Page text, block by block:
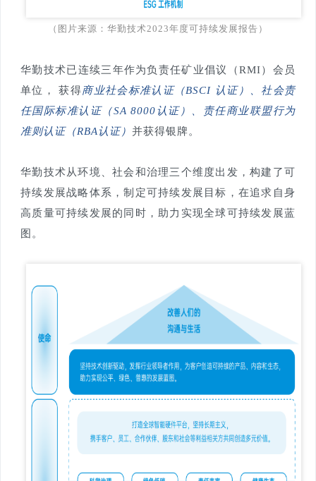
（图片来源：华勤技术2023年度可持续发展报告）
华勤技术已连续三年作为负责任矿业倡议（RMI）会员
单位， 获得商业社会标准认证（BSCI 认证）、社会责
任国际标准认证（SA 8000认证）、责任商业联盟行为
准则认证（RBA认证） 并获得银牌。
华勤技术从环境、社会和治理三个维度出发，构建了可
持续发展战略体系，制定可持续发展目标，在追求自身
高质量可持续发展的同时，助力实现全球可持续发展蓝
图。